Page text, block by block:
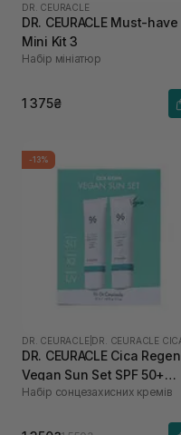
DR. CEURACLE
DR. CEURACLE Must-have
Mini Kit 3
Набір мініатюр
1 375₴
-13%
DR. CEURACLE
DR. CEURACLE Cica Regen
Vegan Sun Set SPF 50+
PA++++
Набір сонцезахисних кремів